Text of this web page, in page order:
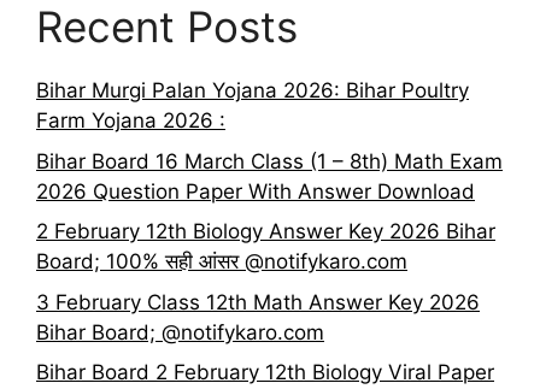
Recent Posts
Bihar Murgi Palan Yojana 2026: Bihar Poultry
Farm Yojana 2026 :
Bihar Board 16 March Class (1 – 8th) Math Exam
2026 Question Paper With Answer Download
2 February 12th Biology Answer Key 2026 Bihar
Board; 100% सही आंसर @notifykaro.com
3 February Class 12th Math Answer Key 2026
Bihar Board; @notifykaro.com
Bihar Board 2 February 12th Biology Viral Paper